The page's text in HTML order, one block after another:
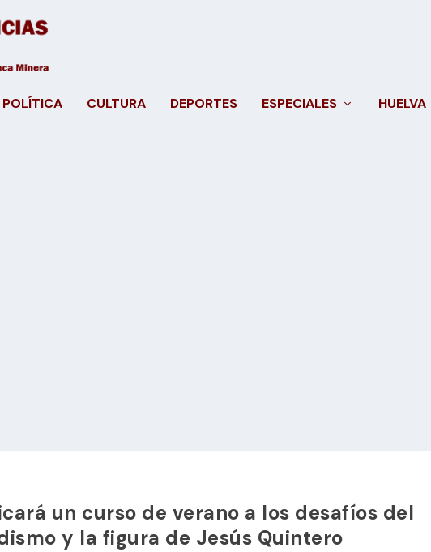
POLÍTICA CULTURA DEPORTES ESPECIALES HUELVA
un curso de verano a los desafíos del
y la figura de Jesús Quintero